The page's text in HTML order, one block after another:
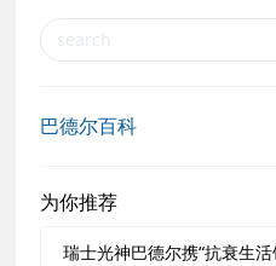
巴德尔百科
为你推荐
瑞士光神巴德尔携“抗衰生